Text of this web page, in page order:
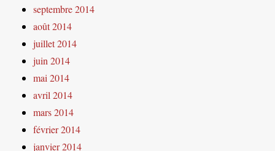
septembre 2014
août 2014
juillet 2014
juin 2014
mai 2014
avril 2014
mars 2014
février 2014
janvier 2014